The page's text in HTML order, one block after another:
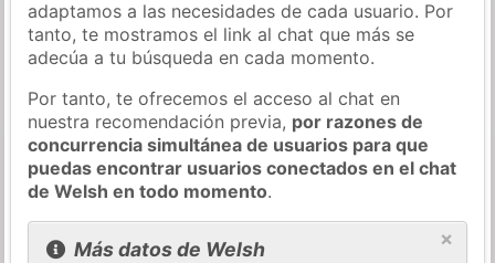
adaptamos a las necesidades de cada usuario. Por
tanto, te mostramos el link al chat que más se
adecúa a tu búsqueda en cada momento.
Por tanto, te ofrecemos el acceso al chat en
nuestra recomendación previa, por razones de
concurrencia simultánea de usuarios para que
puedas encontrar usuarios conectados en el chat
de Welsh en todo momento.
×
Más datos de Welsh